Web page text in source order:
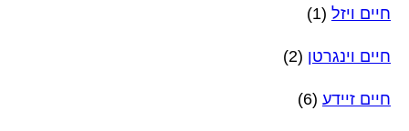
חיים ויזל (1)
חיים וינגרטן (2)
חיים זיידע (6)